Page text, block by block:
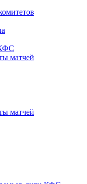
матчей
матчей